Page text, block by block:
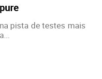
pista de testes mais